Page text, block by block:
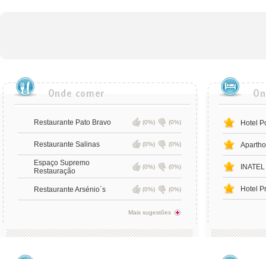
Restaurante Pato Bravo (0%) (0%)
Restaurante Salinas (0%) (0%)
Espaço Supremo
Restauração
(0%) (0%)
Restaurante Arsénio`s (0%) (0%)
Mais sugestões
Hotel
Hotel